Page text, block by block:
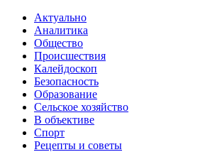
Актуально
Аналитика
Общество
Происшествия
Калейдоскоп
Безопасность
Образование
Сельское хозяйство
В объективе
Спорт
Рецепты и советы